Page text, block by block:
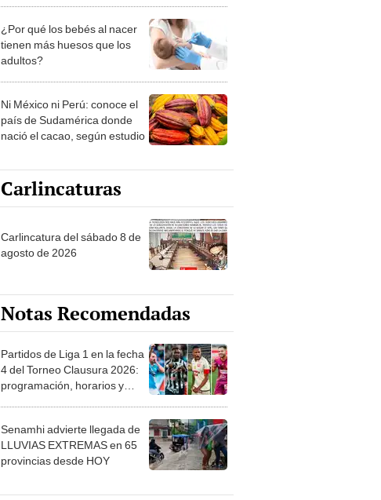
¿Por qué los bebés al nacer
tienen más huesos que los
adultos?
Ni México ni Perú: conoce el
país de Sudamérica donde
nació el cacao, según estudio
Carlincaturas
Carlincatura del sábado 8 de
agosto de 2026
Notas Recomendadas
Partidos de Liga 1 en la fecha
4 del Torneo Clausura 2026:
programación, horarios y
Senamhi advierte llegada de
LLUVIAS EXTREMAS en 65
provincias desde HOY